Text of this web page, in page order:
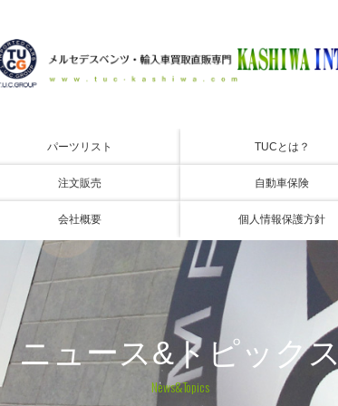
パーツリスト TUCとは？
注文販売 自動車保険
会社概要 個人情報保護方針
ニュース&トピックス
News&Topics